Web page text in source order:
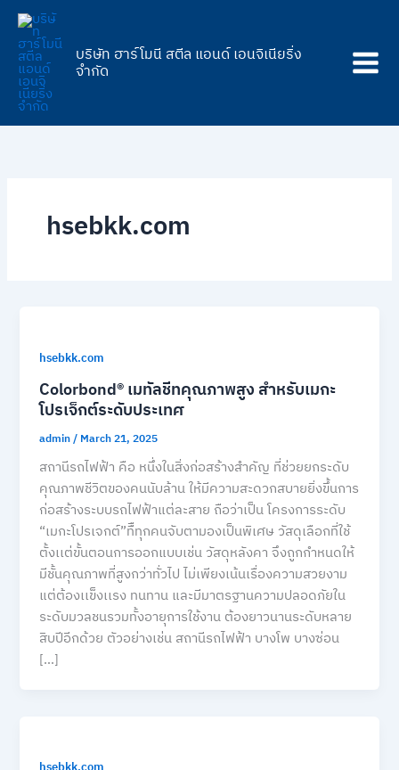
Skip
content
บริษัท ฮาร์โมนี สตีล แอนด์ เอนจิเนียริ่ง
จำกัด
hsebkk.com
hsebkk.com
Colorbond® เมทัลชีทคุณภาพสูง สำหรับเมกะ
โปรเจ็กต์ระดับประเทศ
admin/ March 21, 2025
สถานีรถไฟฟ้า คือ หนึ่งในสิ่งก่อสร้างสำคัญ ที่ช่วยยกระดับ
คุณภาพชีวิตของคนนับล้าน ให้มีความสะดวกสบายยิ่งขึ้นการ
ก่อสร้างระบบรถไฟฟ้าแต่ละสาย ถือว่าเป็น โครงการระดับ
“เมกะโปรเจกต์”ที่ืืทุกคนจับตามองเป็นพิเศษ วัสดุเลือกที่ใช้
ตั้งเเต่ขั้นตอนการออกแบบเช่น วัสดุหลังคา จึงถูกกำหนดให้
มีชั้นคุณภาพที่สูงกว่าทั่วไป ไม่เพียงเน้นเรื่องความสวยงาม
แต่ต้องเเข็งเเรง ทนทาน และมีมาตรฐานความปลอดภัยใน
ระดับมวลชนรวมทั้งอายุการใช้งาน ต้องยาวนานระดับหลาย
สิบปีอีกด้วย ตัวอย่างเช่น สถานีรถไฟฟ้า บางโพ บางซ่อน
[…]